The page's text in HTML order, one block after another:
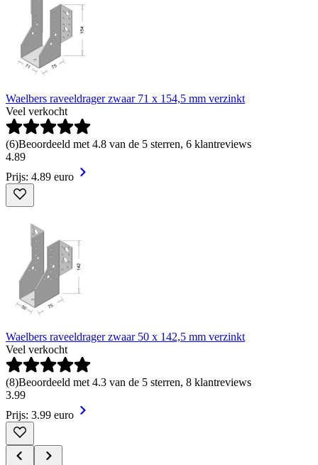
Waelbers raveeldrager zwaar 71 x 154,5 mm verzinkt
Veel verkocht
(6)Beoordeeld met 4.8 van de 5 sterren, 6 klantreviews
4.89
Prijs: 4.89 euro
Waelbers raveeldrager zwaar 50 x 142,5 mm verzinkt
Veel verkocht
(8)Beoordeeld met 4.3 van de 5 sterren, 8 klantreviews
3.99
Prijs: 3.99 euro